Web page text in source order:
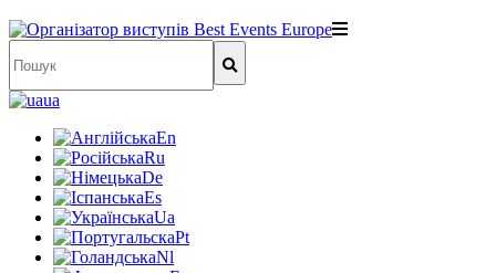
ua
En
Ru
De
Es
Ua
Pt
Nl